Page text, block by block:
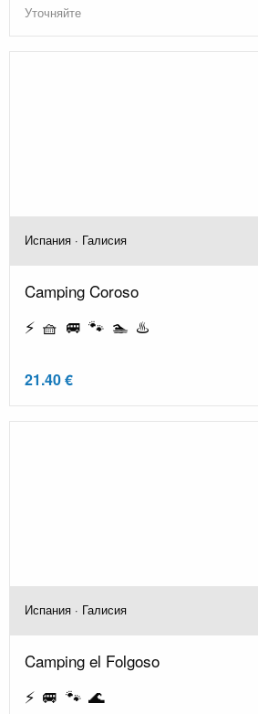
Уточняйте
Испания · Галисия
Camping Coroso
⚡ 🧺 🚐 🐾 🏊 ♨️
21.40 €
Испания · Галисия
Camping el Folgoso
⚡ 🚐 🐾 🌊